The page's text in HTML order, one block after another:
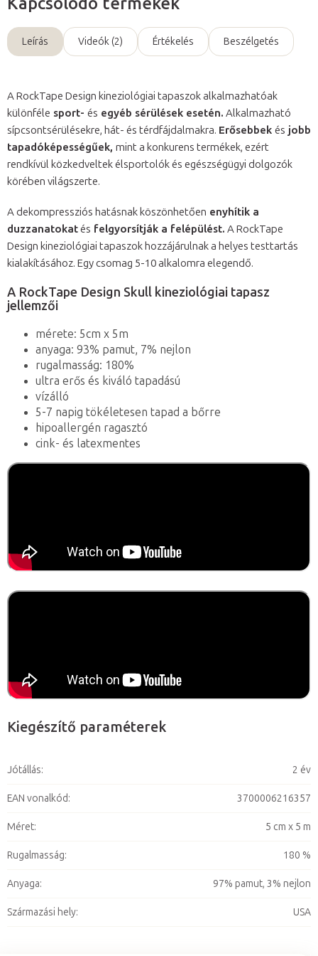
Leírás Videók (2) Értékelés Beszélgetés
A RockTape Design kineziológiai tapaszok alkalmazhatóak
különféle sport- és egyéb sérülések esetén. Alkalmazható
sípcsontsérülésekre, hát- és térdfájdalmakra. Erősebbek és jobb
tapadóképességűek, mint a konkurens termékek, ezért
rendkívül közkedveltek élsportolók és egészségügyi dolgozók
körében világszerte.
A dekompressziós hatásnak köszönhetően enyhítik a
duzzanatokatés felgyorsítják a felépülést. A RockTape
Design kineziológiai tapaszok hozzájárulnak a helyes testtartás
kialakításához. Egy csomag 5-10 alkalomra elegendő.
A RockTape Design Skull kineziológiai tapasz
jellemzői
mérete: 5cm x 5m
anyaga: 93% pamut, 7% nejlon
rugalmasság: 180%
ultra erős és kiváló tapadású
vízálló
5-7 napig tökéletesen tapad a bőrre
hipoallergén ragasztó
cink- és latexmentes
Kiegészítő paraméterek
Jótállás: 2 év
EAN vonalkód: 3700006216357
Méret: 5 cm x 5 m
Rugalmasság: 180 %
Anyaga: 97% pamut, 3% nejlon
Származási hely: USA